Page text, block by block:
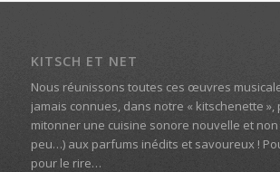
KITSCH ET NET
Nous réunissons toutes ces œuvres
jamais connues, dans notre « kitschenette »,
mitonner une cuisine sonore nouvelle et
peu…) aux parfums inédits et savoureux !
pour le rire…